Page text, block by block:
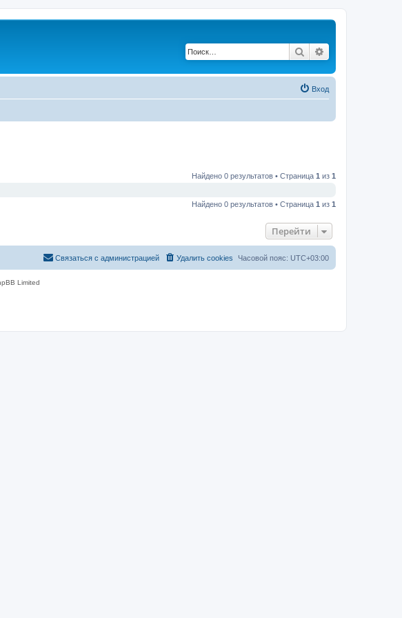
Поиск
Вход
Найдено 0 результатов • Страница 1 из 1
Найдено 0 результатов • Страница 1 из 1
Перейти
Часовой пояс: UTC+03:00
Удалить cookies
Связаться с администрацией
Limited